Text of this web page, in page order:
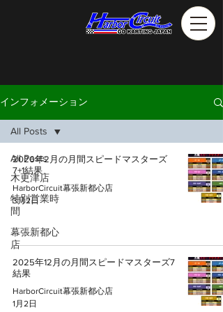
インフォメーション
All Posts
木更津店
特別営業時
間
幕張新都心
店
All Posts
2026年2月の月間スピードマスターズ
7+1結果
HarborCircuit幕張新都心店
3月2日
2025年12月の月間スピードマスターズ7
結果
HarborCircuit幕張新都心店
1月2日